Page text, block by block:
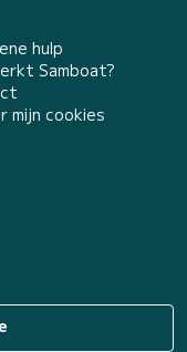
hulp
Samboat?
mijn cookies